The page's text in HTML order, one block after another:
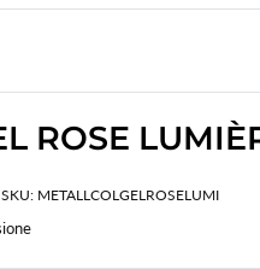
ROSE
SKU: METALLCOLGELROSELUMI